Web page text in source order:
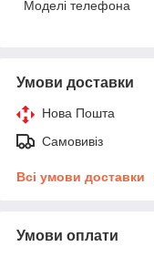
Моделі телефона
Умови доставки
Нова Пошта
Самовивіз
Всі умови доставки
Умови оплати